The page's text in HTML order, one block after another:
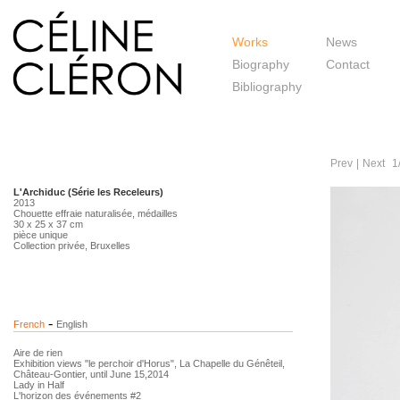
Works
News
Biography
Contact
Bibliography
L'Archiduc (Série les Receleurs)
2013
Chouette effraie naturalisée, médailles
30 x 25 x 37 cm
pièce unique
Collection privée, Bruxelles
French - English
Aire de rien
Exhibition views "le perchoir d'Horus", La Chapelle du Génêteil,
Château-Gontier, until June 15,2014
Lady in Half
L'horizon des événements #2
Prev Next